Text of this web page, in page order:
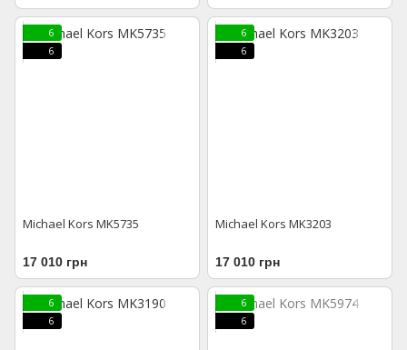
6
6
Michael Kors MK5735
17 010 грн
6
6
Michael Kors MK3203
17 010 грн
6
6
6
6